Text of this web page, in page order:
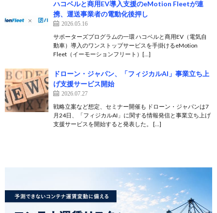
ハコベルと商用EV導入支援のeMotion Fleetが連
携、運送事業者の電動化後押し
2026.05.16
サポーターズプログラムの一環 ハコベルと商用EV（電気自
動車）導入のワンストップサービスを手掛けるeMotion
Fleet（イーモーションフリート）[…]
ドローン・ジャパン、「フィジカルAI」事業立ち上
げ支援サービス開始
2026.07.27
戦略立案など想定、セミナー開催も ドローン・ジャパンは7
月24日、「フィジカルAI」に関する情報発信と事業立ち上げ
支援サービスを開始すると発表した。 […]